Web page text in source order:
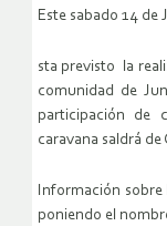
Este sabado 14 de
sta previsto la
comunidad de
participación de
caravana saldrá de
Información sobre
poniendo el